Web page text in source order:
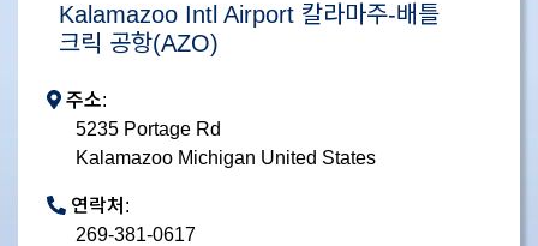
Kalamazoo Intl Airport 칼라마주-배틀
크릭 공항(AZO)
주소:
5235 Portage Rd
Kalamazoo Michigan United States
연락처:
269-381-0617